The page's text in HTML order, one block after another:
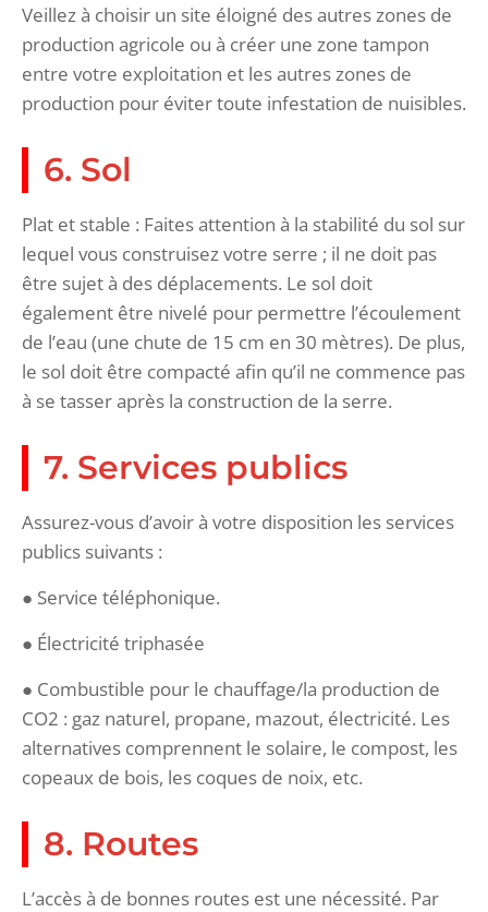
Veillez à choisir un site éloigné des autres zones de
production agricole ou à créer une zone tampon
entre votre exploitation et les autres zones de
production pour éviter toute infestation de nuisibles.
6. Sol
Plat et stable : Faites attention à la stabilité du sol sur
lequel vous construisez votre serre ; il ne doit pas
être sujet à des déplacements. Le sol doit
également être nivelé pour permettre l’écoulement
de l’eau (une chute de 15 cm en 30 mètres). De plus,
le sol doit être compacté afin qu’il ne commence pas
à se tasser après la construction de la serre.
7. Services publics
Assurez-vous d’avoir à votre disposition les services
publics suivants :
● Service téléphonique.
● Électricité triphasée
● Combustible pour le chauffage/la production de
CO2 : gaz naturel, propane, mazout, électricité. Les
alternatives comprennent le solaire, le compost, les
copeaux de bois, les coques de noix, etc.
8. Routes
L’accès à de bonnes routes est une nécessité. Par